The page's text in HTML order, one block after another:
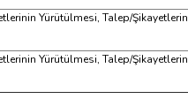
Yürütülmesi, Talep/Şikayetlerin
Yürütülmesi, Talep/Şikayetlerin